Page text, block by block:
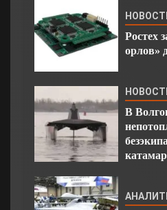
Ростех
орлов»
В